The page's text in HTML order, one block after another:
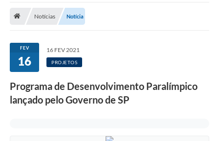
Secretarias
Editais
Notícias Notícia
FEV
16
16 FEV 2021
PROJETOS
Programa de Desenvolvimento Paralímpico
lançado pelo Governo de SP